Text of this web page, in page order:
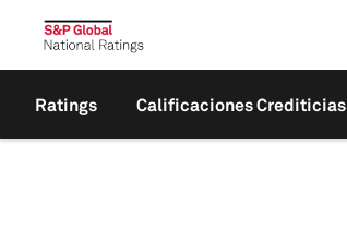
Ratings Calificaciones Crediticias